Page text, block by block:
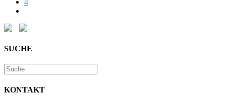
nächsten
SUCHE
KONTAKT